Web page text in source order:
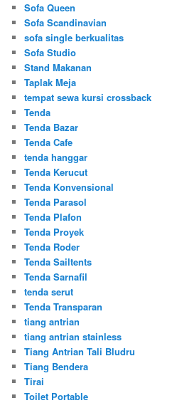
Sofa Queen
Sofa Scandinavian
sofa single berkualitas
Sofa Studio
Stand Makanan
Taplak Meja
tempat sewa kursi crossback
Tenda
Tenda Bazar
Tenda Cafe
tenda hanggar
Tenda Kerucut
Tenda Konvensional
Tenda Parasol
Tenda Plafon
Tenda Proyek
Tenda Roder
Tenda Sailtents
Tenda Sarnafil
tenda serut
Tenda Transparan
tiang antrian
tiang antrian stainless
Tiang Antrian Tali Bludru
Tiang Bendera
Tirai
Toilet Portable